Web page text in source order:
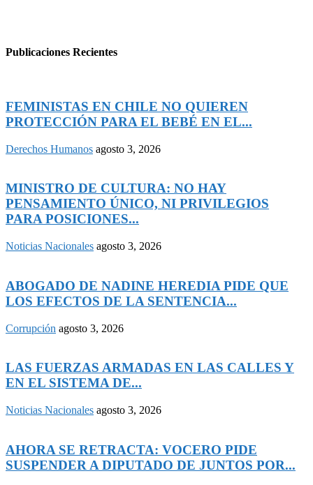
Publicaciones Recientes
FEMINISTAS EN CHILE NO QUIEREN
PROTECCIÓN PARA EL BEBÉ EN EL...
Derechos Humanos agosto 3, 2026
MINISTRO DE CULTURA: NO HAY
PENSAMIENTO ÚNICO, NI PRIVILEGIOS
PARA POSICIONES...
Noticias Nacionales agosto 3, 2026
ABOGADO DE NADINE HEREDIA PIDE QUE
LOS EFECTOS DE LA SENTENCIA...
Corrupción agosto 3, 2026
LAS FUERZAS ARMADAS EN LAS CALLES Y
EN EL SISTEMA DE...
Noticias Nacionales agosto 3, 2026
AHORA SE RETRACTA: VOCERO PIDE
SUSPENDER A DIPUTADO DE JUNTOS POR...